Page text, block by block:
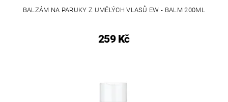
BALZÁM NA PARUKY Z UMĚLÝCH VLASŮ EW - BALM 200ML
259 Kč